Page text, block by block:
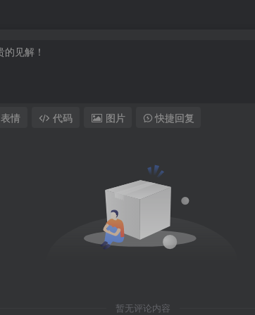
表情 代码 图片 快捷回复
暂无评论内容